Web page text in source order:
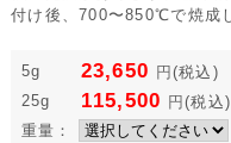
付け後、700〜850℃で焼成
5g 23,650 円 (税込)
25g
115,500 円(税込)
重量：